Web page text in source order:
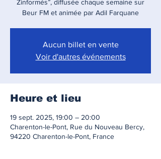
Zinformés”, diffusée chaque semaine sur
Beur FM et animée par Adil Farquane
Aucun billet en vente
Voir d'autres événements
Heure et lieu
19 sept. 2025, 19:00 – 20:00
Charenton-le-Pont, Rue du Nouveau Bercy,
94220 Charenton-le-Pont, France